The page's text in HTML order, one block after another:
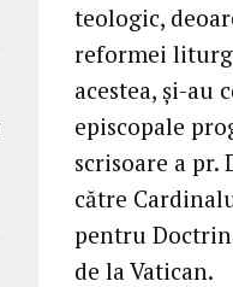
teologic,
reformei
acestea, și-au
episcopale
scrisoare a
către
pentru
de la Vatican.